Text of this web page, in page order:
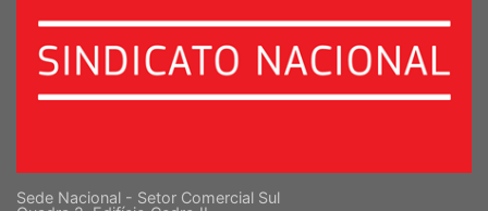
Sede Nacional - Setor Comercial Sul